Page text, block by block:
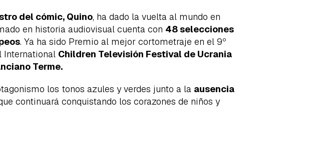
del cómic, Quino, ha dado la vuelta al mundo en
en historia audiovisual cuenta con 48 selecciones
. Ya ha sido Premio al mejor cortometraje en el 9º
International Children Televisión Festival de Ucrania
Terme.
los tonos azules y verdes junto a la ausencia
continuará conquistando los corazones de niños y